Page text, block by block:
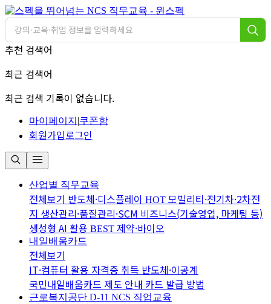
추천 검색어
최근 검색어
최근 검색 기록이 없습니다.
마이페이지 |쿠폰함
회원가입로그인
산업별 직무교육
전체보기 반도체·디스플레이 HOT 모빌리티·전기차·2차전
지 생산관리·품질관리·SCM 비즈니스(기술영업, 마케팅 등)
생성형 AI 활용 BEST 제약·바이오
내일배움카드
전체보기
IT·컴퓨터 활용 자격증 취득 반도체·이공계
국민내일배움카드 제도 안내 카드 발급 방법
근로복지공단 D-11 NCS 직업교육